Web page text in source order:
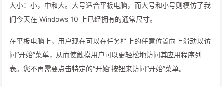
大小：小，中和大。大号适合平板电脑，而大号和小号则模仿了我
们今天在 Windows 10 上已经拥有的通常尺寸。
在平板电脑上，用户现在可以在任务栏上的任意位置向上滑动以访
问“开始”菜单，从而使触摸用户可以更轻松地访问其应用程序列
表。您不再需要点击特定的“开始”按钮来访问“开始”菜单。